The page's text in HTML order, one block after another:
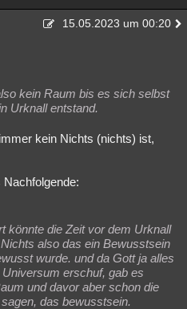
15.05.2023 um 00:20
kein Raum bis es sich selbst
Urknall entstand.
kein Nichts (nichts) ist,
könnte die Zeit vor dem Urknall
also das ein Bewusstsein
wurde. und da Gott ja alles
erschuf, gab es
und davor aber schon die
das bewusstsein.